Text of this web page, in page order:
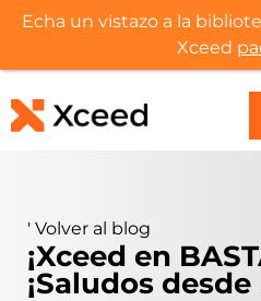
' Volver al blog
¡Xceed en
¡Saludos
Echa un vistazo a la
Xceed